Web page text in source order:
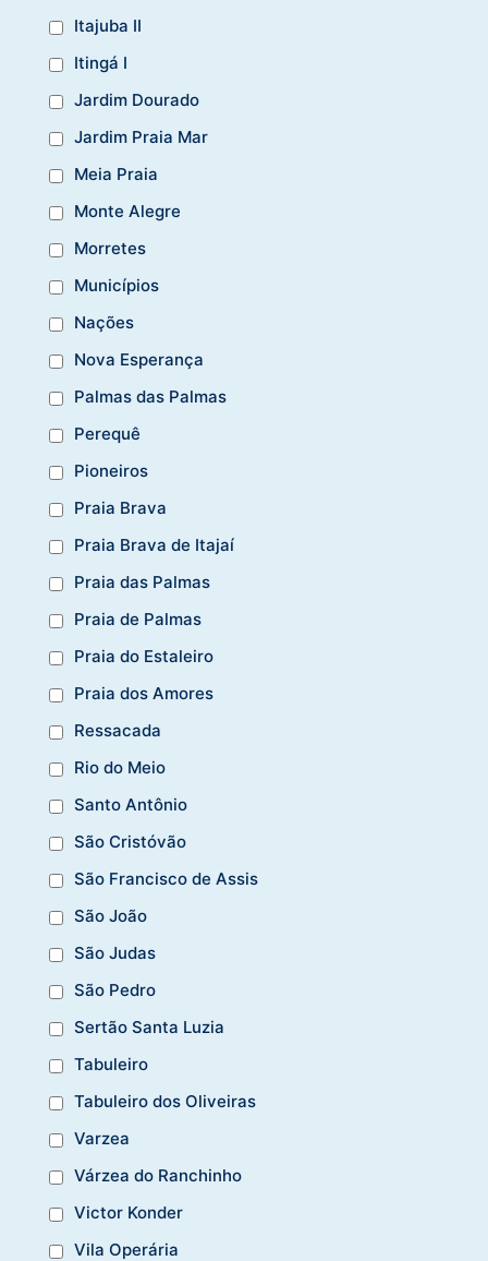
Itajuba II
Itingá I
Jardim Dourado
Jardim Praia Mar
Meia Praia
Monte Alegre
Morretes
Municípios
Nações
Nova Esperança
Palmas das Palmas
Perequê
Pioneiros
Praia Brava
Praia Brava de Itajaí
Praia das Palmas
Praia de Palmas
Praia do Estaleiro
Praia dos Amores
Ressacada
Rio do Meio
Santo Antônio
São Cristóvão
São Francisco de Assis
São João
São Judas
São Pedro
Sertão Santa Luzia
Tabuleiro
Tabuleiro dos Oliveiras
Varzea
Várzea do Ranchinho
Victor Konder
Vila Operária